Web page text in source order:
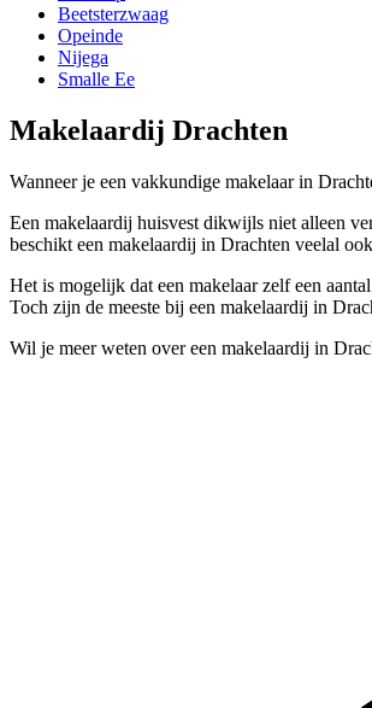
Beetsterzwaag
Opeinde
Nijega
Smalle Ee
Makelaardij Drachten
Wanneer je een vakkundige makelaar in
Een makelaardij huisvest dikwijls niet alleen
beschikt een makelaardij in Drachten veelal
Het is mogelijk dat een makelaar zelf een
Toch zijn de meeste bij een makelaardij in
Wil je meer weten over een makelaardij in